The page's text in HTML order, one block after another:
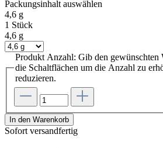
Packungsinhalt auswählen
4,6 g
1 Stück
4,6 g
Produkt Anzahl: Gib den gewünschten
die Schaltflächen um die Anzahl zu
reduzieren.
In den Warenkorb
Sofort versandfertig